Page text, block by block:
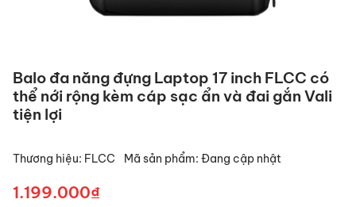
Balo đa năng đựng Laptop 17 inch FLCC có
thể nới rộng kèm cáp sạc ẩn và đai gắn Vali
tiện lợi
Thương hiệu: FLCC Mã sản phẩm: Đang cập nhật
1.199.000₫